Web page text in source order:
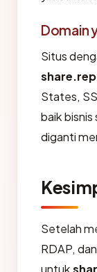
Domain
Situs
States,
baik
diganti
Setelah
RDAP,